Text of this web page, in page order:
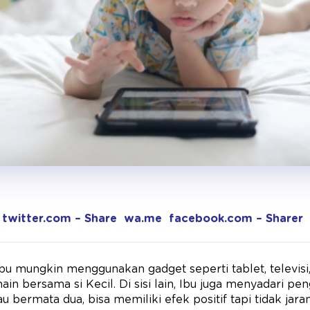
twitter.com – Share wa.me facebook.com – Sharer
mungkin menggunakan gadget seperti tablet,
bersama si Kecil. Di sisi lain, Ibu juga menyadari
bermata dua, bisa memiliki efek positif tapi tidak